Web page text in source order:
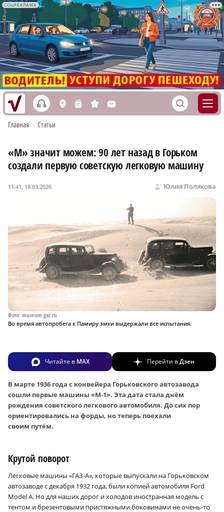
СОЦРЕКЛАМА
h L n s M S
Главная • Статьи
«М» значит можем: 90 лет назад в Горьком
создали первую советскую легковую машину
Юлия Полякова
11:41, 18.03.2026
Фото: museum.gaz.ru
Во время автопробега к Памиру эмки выдержали все испытания.
Читайте в MAX Перейти вДзен
В марте 1936 года с конвейера Горьковского автозавода
сошли первые машины «М‑1». Эта дата стала днём
рождения советского легкового автомобиля. До сих пор
ориентировались на форды, но теперь поехали
своим путём.
Крутой поворот
Легковые машины «ГАЗ‑А», которые выпускали на Горьковском
автозаводе с декабря 1932 года, были копией автомобиля Ford
Model A. Но для наших дорог и холодов иностранная модель с
тентом и брезентовыми пристяжными боковинами не очень-то